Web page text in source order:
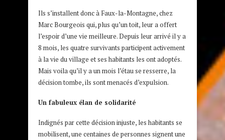
Ils s’installent donc à Faux-la-Montagne, chez
Marc Bourgeois qui, plus qu’un toit, leur a offert
l’espoir d’une vie meilleure. Depuis leur arrivé il y a
8 mois, les quatre survivants participent activement
à la vie du village et ses habitants les ont adoptés.
Mais voila qu’il y a un mois l’étau se resserre, la
décision tombe, ils sont menacés d’expulsion.
Un fabuleux élan de solidarité
Indignés par cette décision injuste, les habitants se
mobilisent, une centaines de personnes signent une